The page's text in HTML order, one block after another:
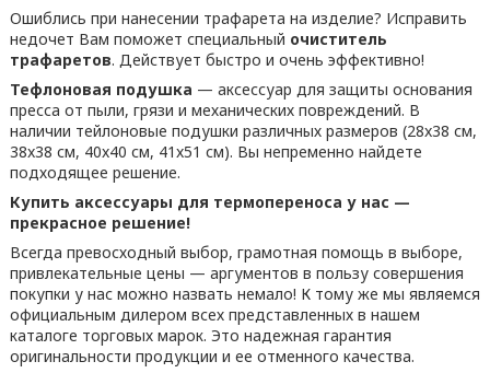
Ошиблись при нанесении трафарета на изделие? Исправить
недочет Вам поможет специальный очиститель
трафаретов. Действует быстро и очень эффективно!
Тефлоновая подушка — аксессуар для защиты основания
пресса от пыли, грязи и механических повреждений. В
наличии тейлоновые подушки различных размеров (28x38 см,
38x38 см, 40x40 см, 41x51 см). Вы непременно найдете
подходящее решение.
Купить аксессуары для термопереноса у нас —
прекрасное решение!
Всегда превосходный выбор, грамотная помощь в выборе,
привлекательные цены — аргументов в пользу совершения
покупки у нас можно назвать немало! К тому же мы являемся
официальным дилером всех представленных в нашем
каталоге торговых марок. Это надежная гарантия
оригинальности продукции и ее отменного качества.